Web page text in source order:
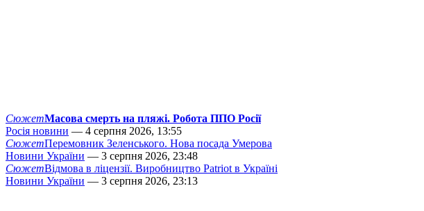
СюжетМасова смерть на пляжі. Робота ППО Росії
Росія новини — 4 серпня 2026, 13:55
СюжетПеремовник Зеленського. Нова посада Умерова
Новини України — 3 серпня 2026, 23:48
СюжетВідмова в ліцензії. Виробництво Patriot в Україні
Новини України — 3 серпня 2026, 23:13